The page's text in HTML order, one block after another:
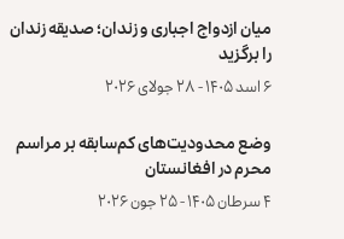
میان ازدواج اجباری و زندان؛ صدیقه زندان
را برگزید
۶ اسد ۱۴۰۵ - ۲۸ جولای ۲۰۲۶
وضع محدودیت‌های کم‌سابقه بر مراسم
محرم در افغانستان
۴ سرطان ۱۴۰۵ - ۲۵ جون ۲۰۲۶